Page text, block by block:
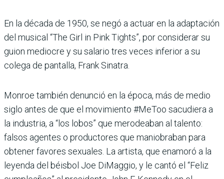
En la década de 1950, se negó a actuar en la adaptación
del musical “The Girl in Pink Tights”, por considerar su
guion mediocre y su salario tres veces inferior a su
colega de pantalla, Frank Sinatra.
Monroe también denunció en la época, más de medio
siglo antes de que el movimiento #MeToo sacudiera a
la industria, a “los lobos” que merodeaban al talento:
falsos agentes o productores que maniobraban para
obtener favores sexuales. La artista, que enamoró a la
leyenda del béisbol Joe DiMaggio, y le cantó el “Feliz